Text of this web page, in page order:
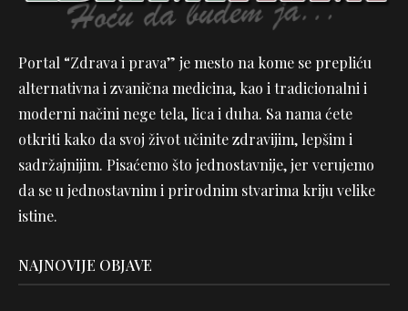
Portal “Zdrava i prava” je mesto na kome se prepliću
alternativna i zvanična medicina, kao i tradicionalni i
moderni načini nege tela, lica i duha. Sa nama ćete
otkriti kako da svoj život učinite zdravijim, lepšim i
sadržajnijim. Pisaćemo što jednostavnije, jer verujemo
da se u jednostavnim i prirodnim stvarima kriju velike
istine.
NAJNOVIJE OBJAVE